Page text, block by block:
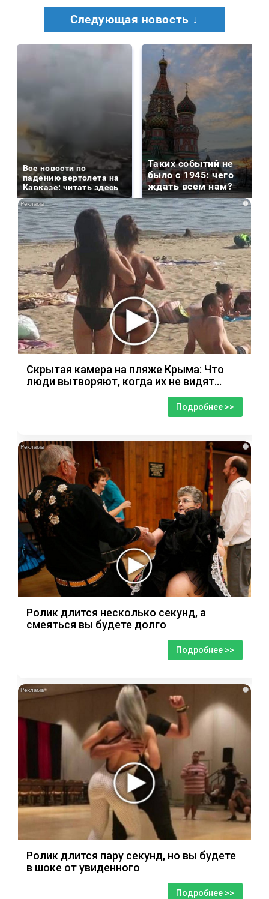
Следующая новость ↓
Все новости по
падению вертолета на
Кавказе: читать здесь
Таких событий не
было с 1945: чего
ждать всем нам?
i
Скрытая камера на пляже Крыма: Что
люди вытворяют, когда их не видят...
Подробнее >>
i
Ролик длится несколько секунд, а
смеяться вы будете долго
Подробнее >>
i
Ролик длится пару секунд, но вы будете
в шоке от увиденного
Подробнее >>